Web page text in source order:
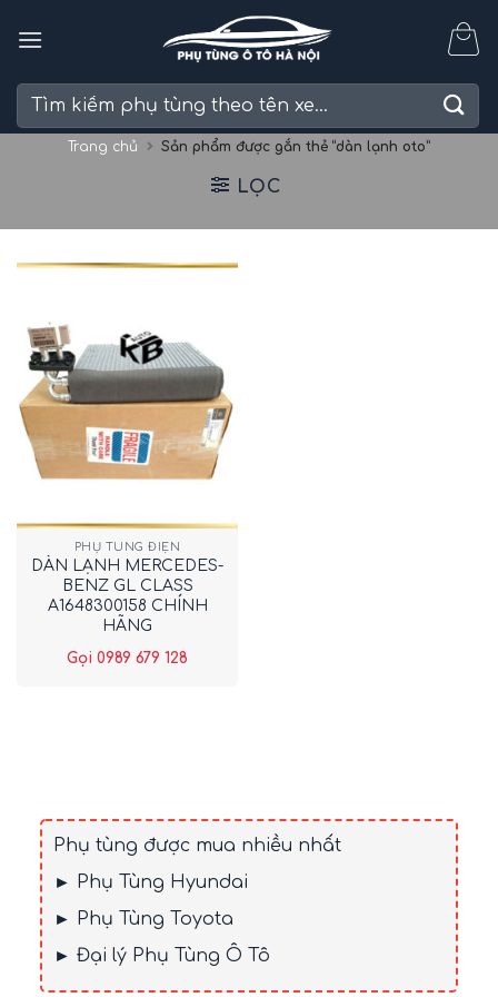
Tìm
Trang chủ Sản phẩm được gắn thẻ “dàn lạnh oto”
LỌC
PHỤ TÙNG ĐIỆN
DÀN LẠNH MERCEDES-
BENZ GL CLASS
A1648300158 CHÍNH
HÃNG
Gọi 0989 679 128
Phụ tùng được mua nhiều nhất
► Phụ Tùng Hyundai
► Phụ Tùng Toyota
► Đại lý Phụ Tùng Ô Tô